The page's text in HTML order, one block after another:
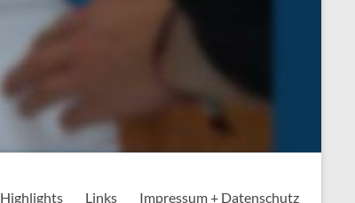
Highlights Links Impressum + Datenschutz